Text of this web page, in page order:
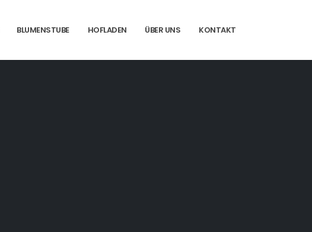
BLUMENSTUBE HOFLADEN ÜBER UNS KONTAKT